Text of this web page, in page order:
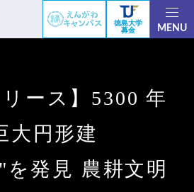
徳島大学
募金
MENU
リース】5300 年
大円形建
発見 農耕文明